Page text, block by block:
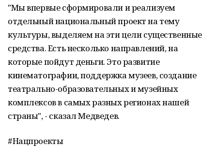
"Мы впервые сформировали и реализуем
отдельный национальный проект на тему
культуры, выделяем на эти цели существенные
средства. Есть несколько направлений, на
которые пойдут деньги. Это развитие
кинематографии, поддержка музеев, создание
театрально-образовательных и музейных
комплексов в самых разных регионах нашей
страны", - сказал Медведев.
#Нацпроекты